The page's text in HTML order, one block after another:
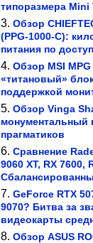
типоразмера Mini
Обзор
(PPG-1000-C):
питания по
Обзор MSI MPG
«титановый»
поддержкой
Обзор Vinga
монументальный
прагматиков
Сравнение
9060 XT, RX 7600,
GeForce RTX
9070? Битва за
видеокарты
Обзор ASUS